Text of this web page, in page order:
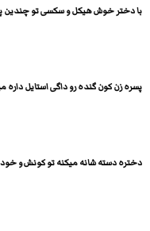
با دختر خوش هیکل و سکسی تو چندین
پسره زن کون گنده رو داگی استایل
دختره دسته شانه میکنه تو کونش و